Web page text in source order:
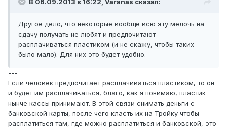
В 06.09.2013 в 16:22, Varanas сказал:
Другое дело, что некоторые вообще всю эту мелочь на
сдачу получать не любят и предпочитают
расплачиваться пластиком (и не скажу, чтобы таких
было мало). Для них это будет удобно.
---
Если человек предпочитает расплачиваться пластиком, то он
и будет им расплачиваться, благо, как я понимаю, пластик
нынче кассы принимают. В этой связи снимать деньги с
банковской карты, после чего класть их на Тройку чтобы
расплатиться там, где можно расплатиться и банковской, это